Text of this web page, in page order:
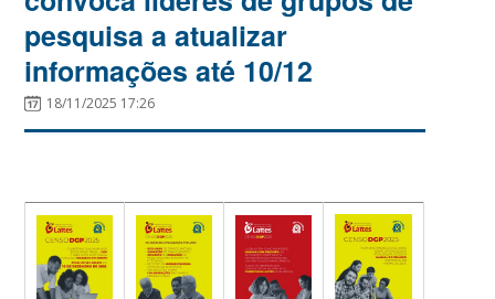
pesquisa a atualizar
informações até 10/12
18/11/2025 17:26